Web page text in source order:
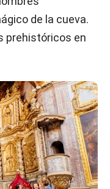
de la cueva.
prehistóricos en